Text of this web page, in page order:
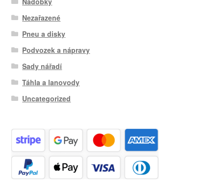
Nezařazené
Pneu a disky
Podvozek a nápravy
Sady nářadí
Táhla a lanovody
Uncategorized